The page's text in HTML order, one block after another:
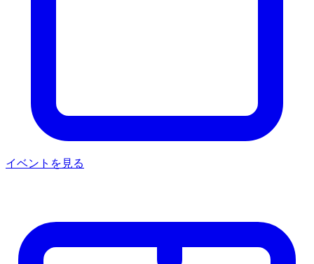
イベントを見る